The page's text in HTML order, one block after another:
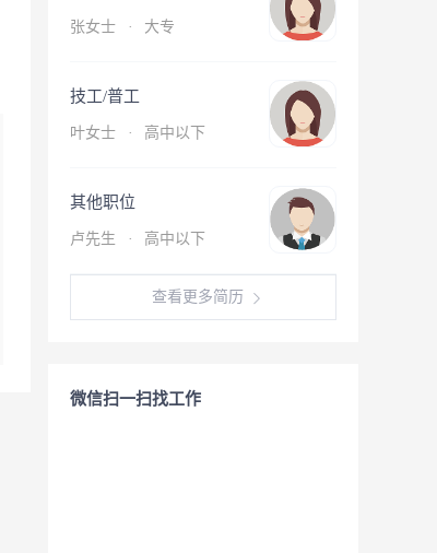
张女士 · 大专
技工/普工
叶女士 · 高中以下
其他职位
卢先生 · 高中以下
查看更多简历
微信扫一扫找工作